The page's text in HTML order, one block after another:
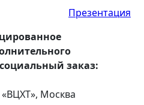
Презентация
социальный заказ:
Москва